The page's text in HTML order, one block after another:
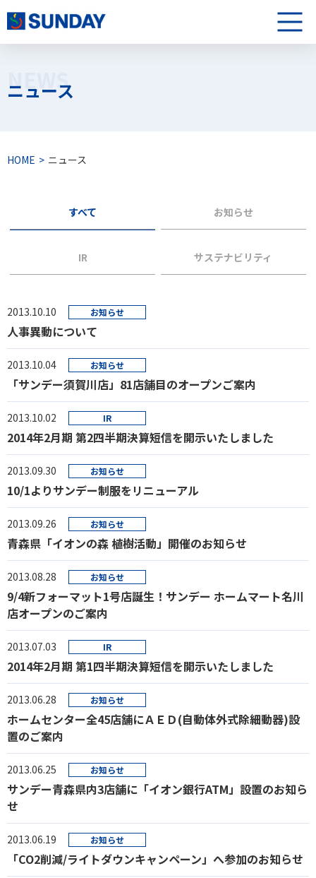
株式会社サンデー
メニュ
NEWS
ニュース
HOME ニュース
すべて お知らせ
IR サステナビリティ
2013.10.10 お知らせ
人事異動について
2013.10.04 お知らせ
「サンデー須賀川店」81店舗目のオープンご案内
2013.10.02 IR
2014年2月期 第2四半期決算短信を開示いたしました
2013.09.30 お知らせ
10/1よりサンデー制服をリニューアル
2013.09.26 お知らせ
青森県「イオンの森 植樹活動」開催のお知らせ
2013.08.28 お知らせ
9/4新フォーマット1号店誕生！サンデー ホームマート名川
店オープンのご案内
2013.07.03 IR
2014年2月期 第1四半期決算短信を開示いたしました
2013.06.28 お知らせ
ホームセンター全45店舗にＡＥＤ(自動体外式除細動器)設
置のご案内
2013.06.25 お知らせ
サンデー青森県内3店舗に「イオン銀行ATM」設置のお知ら
せ
2013.06.19 お知らせ
「CO2削減/ライトダウンキャンペーン」へ参加のお知らせ